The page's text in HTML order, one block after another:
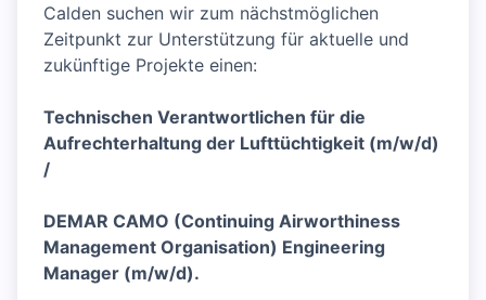
Calden suchen wir zum nächstmöglichen
Zeitpunkt zur Unterstützung für aktuelle und
zukünftige Projekte einen:
Technischen Verantwortlichen für die
Aufrechterhaltung der Lufttüchtigkeit (m/w/d)
/
DEMAR CAMO (Continuing Airworthiness
Management Organisation) Engineering
Manager (m/w/d).